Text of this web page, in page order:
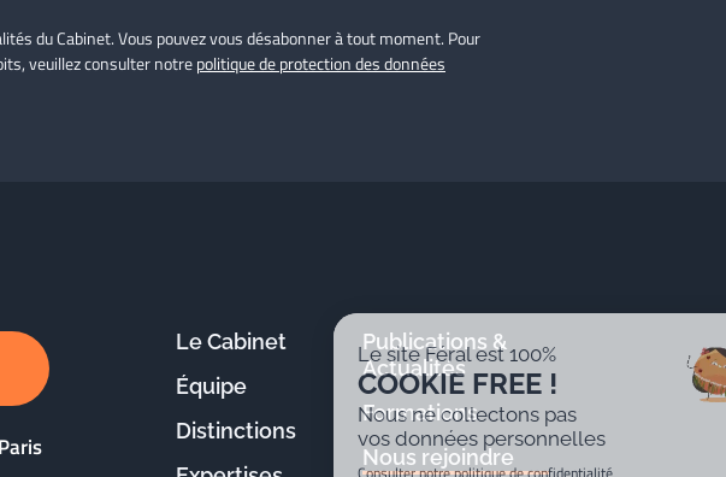
du Cabinet. Vous pouvez vous désabonner à tout moment. Pour
veuillez consulter notrepolitique de protection des données
Le Cabinet
Équipe
Distinctions
Publications &
Actualités
Formations
Nous rejoindre
Le site Féral est 100%
COOKIE FREE !
Nous ne collectons pas
vos données personnelles
Consulter notre politique de confidentialité